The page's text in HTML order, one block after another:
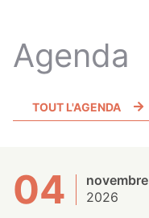
Agenda
TOUT L'AGENDA
04
novembre
2026